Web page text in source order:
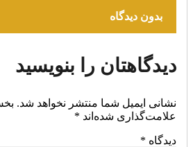
بدون دیدگاه
دیدگاهتان را بنویسید
نشانی ایمیل شما منتشر نخواهد شد.
علامت‌گذاری شده‌اند *
دیدگاه *